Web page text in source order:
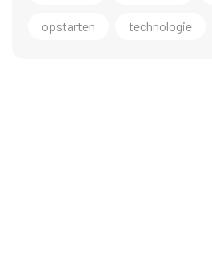
opstarten technologie